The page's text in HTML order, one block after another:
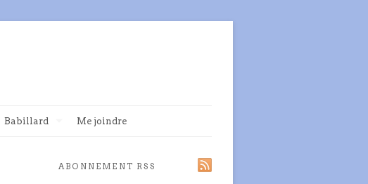
Babillard Me joindre
ABONNEMENT RSS